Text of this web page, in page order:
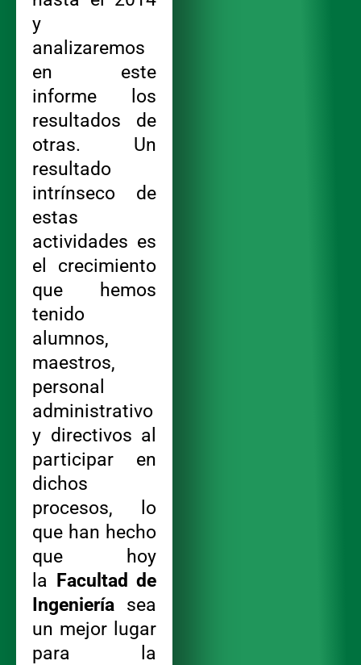
y
analizaremos
en este
informe los
resultados de
otras. Un
resultado
intrínseco de
estas
actividades es
el crecimiento
que hemos
tenido
alumnos,
maestros,
personal
administrativo
y directivos al
participar en
dichos
procesos, lo
que han hecho
que hoy
la Facultad de
Ingeniería sea
un mejor lugar
para la